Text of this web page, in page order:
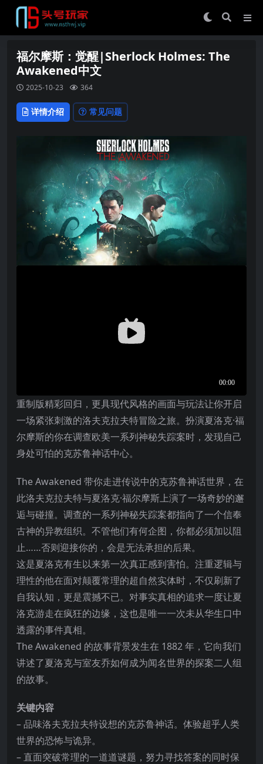
福尔摩斯：觉醒|Sherlock Holmes: The
Awakened中文
2025-10-23 364
详情介绍 常见问题
重制版精彩回归，更具现代风格的画面与玩法让你开启
一场紧张刺激的洛夫克拉夫特冒险之旅。扮演夏洛克·福
尔摩斯的你在调查欧美一系列神秘失踪案时，发现自己
身处可怕的克苏鲁神话中心。
The Awakened 带你走进传说中的克苏鲁神话世界，在
此洛夫克拉夫特与夏洛克·福尔摩斯上演了一场奇妙的邂
逅与碰撞。调查的一系列神秘失踪案都指向了一个信奉
古神的异教组织。不管他们有何企图，你都必须加以阻
止……否则迎接你的，会是无法承担的后果。
这是夏洛克有生以来第一次真正感到害怕。注重逻辑与
理性的他在面对颠覆常理的超自然实体时，不仅刷新了
自我认知，更是震撼不已。对事实真相的追求一度让夏
洛克游走在疯狂的边缘，这也是唯一一次未从华生口中
透露的事件真相。
The Awakened 的故事背景发生在 1882 年，它向我们
讲述了夏洛克与室友乔如何成为闻名世界的探案二人组
的故事。
关键内容
– 品味洛夫克拉夫特设想的克苏鲁神话。体验超乎人类
世界的恐怖与诡异。
– 直面突破常理的一道道谜题，努力寻找答案的同时保